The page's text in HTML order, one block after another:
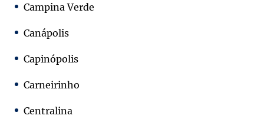
Campina Verde
Canápolis
Capinópolis
Carneirinho
Centralina